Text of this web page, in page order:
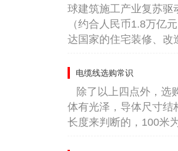
球建筑施工产业复苏驱
（约合人民币1.8万
达国家的住宅装修、改
电缆线选购常识
除了以上四点外，选
体有光泽，导体尺寸结
长度来判断的，100米